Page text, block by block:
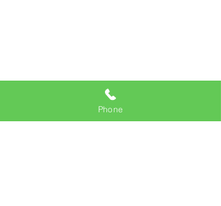
Phone